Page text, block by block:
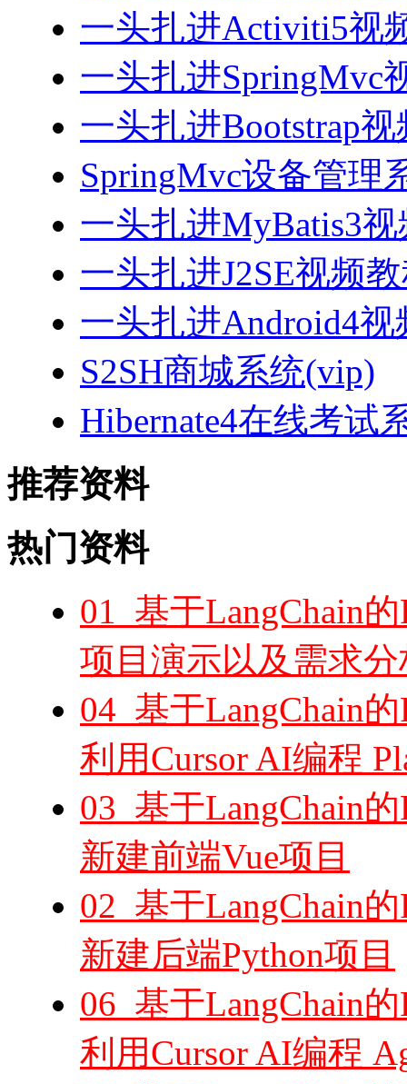
一头扎进Activiti5视
一头扎进SpringMvc
一头扎进Bootstrap
SpringMvc设备管理
一头扎进MyBatis3
一头扎进J2SE视频
一头扎进Android4视
S2SH商城系统(vip)
Hibernate4在线考试
推荐资料
热门资料
01_基于LangChain
项目演示以及需求分
04_基于LangChain
利用Cursor AI编程
03_基于LangChain
新建前端Vue项目
02_基于LangChain
新建后端Python项目
06_基于LangChain
利用Cursor AI编程